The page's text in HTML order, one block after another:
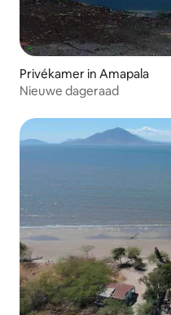
Privékamer in Amapala
Nieuwe dageraad